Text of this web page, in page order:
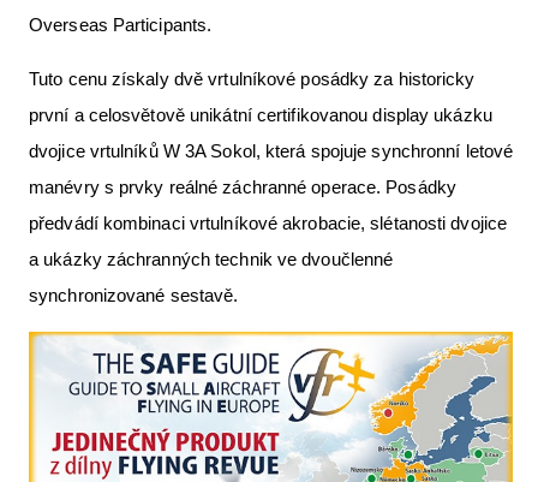
Overseas Participants.
Tuto cenu získaly dvě vrtulníkové posádky za historicky
první a celosvětově unikátní certifikovanou display ukázku
dvojice vrtulníků W 3A Sokol, která spojuje synchronní letové
manévry s prvky reálné záchranné operace. Posádky
předvádí kombinaci vrtulníkové akrobacie, slétanosti dvojice
a ukázky záchranných technik ve dvoučlenné
synchronizované sestavě.